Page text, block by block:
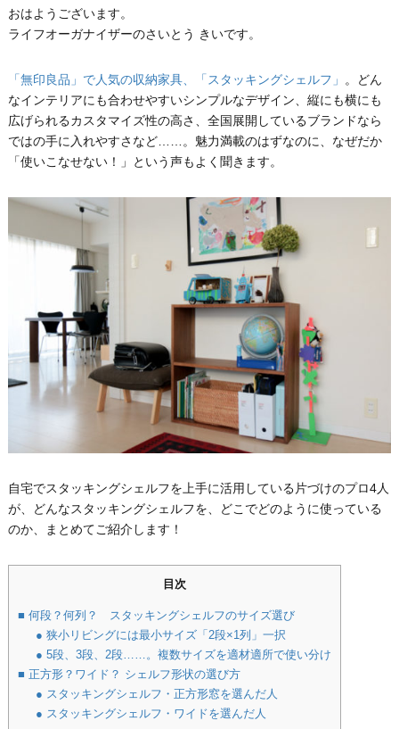
おはようございます。
ライフオーガナイザーのさいとう きいです。
「無印良品」で人気の収納家具、「スタッキングシェルフ」
。どん
なインテリアにも合わせやすいシンプルなデザイン、縦にも横にも
広げられるカスタマイズ性の高さ、全国展開しているブランドなら
ではの手に入れやすさなど……。魅力満載のはずなのに、なぜだか
「使いこなせない！」という声もよく聞きます。
自宅でスタッキングシェルフを上手に活用している片づけのプロ4人
が、どんなスタッキングシェルフを、どこでどのように使っている
のか、まとめてご紹介します！
目次
■ 何段？何列？ スタッキングシェルフのサイズ選び
● 狭小リビングには最小サイズ「2段×1列」一択
● 5段、3段、2段……。複数サイズを適材適所で使い分け
■ 正方形？ワイド？ シェルフ形状の選び方
● スタッキングシェルフ・正方形窓を選んだ人
● スタッキングシェルフ・ワイドを選んだ人